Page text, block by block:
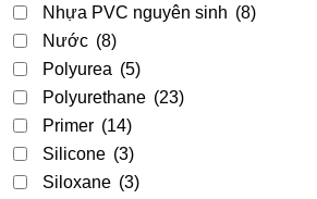
Nhựa PVC nguyên sinh (8)
Nước (8)
Polyurea (5)
Polyurethane (23)
Primer (14)
Silicone (3)
Siloxane (3)